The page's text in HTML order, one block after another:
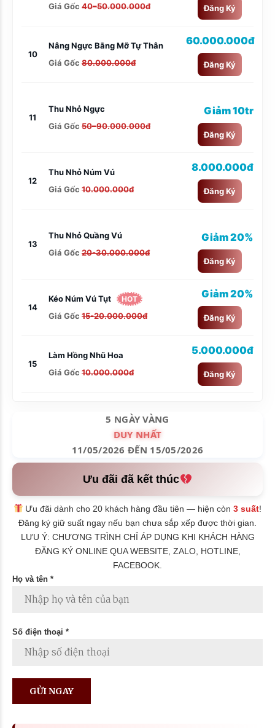
Giá Gốc 40–50.000.000đ Đăng Ký
10
Nâng Ngực Bằng Mỡ Tự Thân
Giá Gốc 80.000.000đ
60.000.000đ
Đăng Ký
11
Thu Nhỏ Ngực
Giá Gốc 50–90.000.000đ
Giảm 10tr
Đăng Ký
12
Thu Nhỏ Núm Vú
Giá Gốc 10.000.000đ
8.000.000đ
Đăng Ký
13
Thu Nhỏ Quầng Vú
Giá Gốc 20-30.000.000đ
Giảm 20%
Đăng Ký
14
Kéo Núm Vú Tụt HOT
Giá Gốc 15-20.000.000đ
Giảm 20%
Đăng Ký
15
Làm Hồng Nhũ Hoa
Giá Gốc 10.000.000đ
5.000.000đ
Đăng Ký
5 NGÀY VÀNG
DUY NHẤT
11/05/2026 ĐẾN 15/05/2026
Ưu đãi đã kết thúc
Ưu đãi dành cho 20 khách hàng đầu tiên — hiện còn3 suất!
Đăng ký giữ suất ngay nếu bạn chưa sắp xếp được thời gian.
LƯU Ý: CHƯƠNG TRÌNH CHỈ ÁP DỤNG KHI KHÁCH HÀNG
ĐĂNG KÝ ONLINE QUA WEBSITE, ZALO, HOTLINE,
FACEBOOK.
Họ và tên *
Số điện thoại *